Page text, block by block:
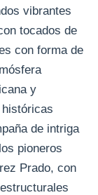
vibrantes
tocados de
con forma de
y
de intriga
pioneros
Prado, con